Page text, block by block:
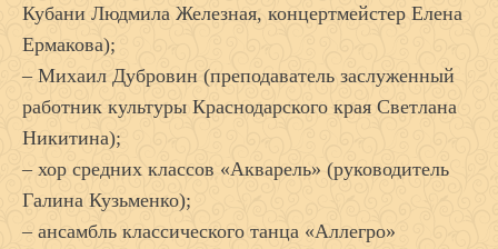
Кубани Людмила Железная, концертмейстер Елена
Ермакова);
– Михаил Дубровин (преподаватель заслуженный
работник культуры Краснодарского края Светлана
Никитина);
– хор средних классов «Акварель» (руководитель
Галина Кузьменко);
– ансамбль классического танца «Аллегро»